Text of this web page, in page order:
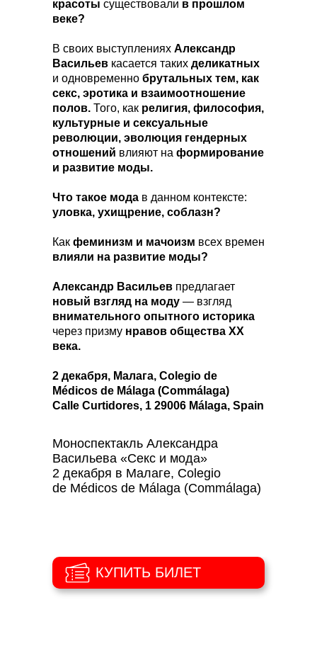
красоты существовали в прошлом
веке?
В своих выступлениях Александр
Васильев касается таких деликатных
и одновременно брутальных тем, как
секс, эротика и взаимоотношение
полов. Того, как религия, философия,
культурные и сексуальные
революции, эволюция гендерных
отношений влияют на формирование
и развитие моды.
Что такое мода в данном контексте:
уловка, ухищрение, соблазн?
Как феминизм и мачоизм всех времен
влияли на развитие моды?
Александр Васильев предлагает
новый взгляд на моду — взгляд
внимательного опытного историка
через призму нравов общества ХХ
века.
2 декабря, Малага, Colegio de
Médicos de Málaga (Commálaga)
Calle Curtidores, 1 29006 Málaga, Spain
Моноспектакль Александра
Васильева «Секс и мода»
2 декабря в Малаге, Colegio
de Médicos de Málaga (Commálaga)
КУПИТЬ БИЛЕТ